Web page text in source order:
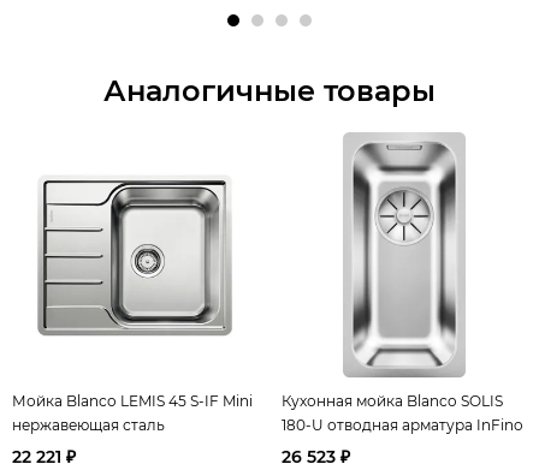
Аналогичные товары
Мойка Blanco LEMIS 45 S-IF Mini
нержавеющая сталь
полированная
22 221 ₽
Кухонная мойка Blanco SOLIS
180-U отводная арматура InFino
нержавеющая сталь
26 523 ₽